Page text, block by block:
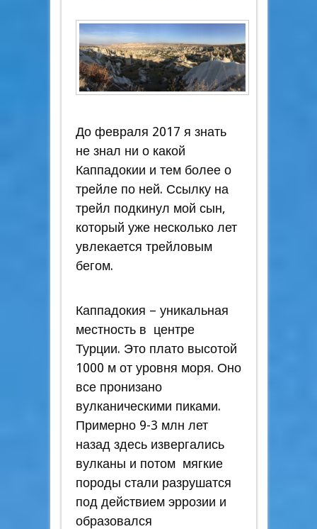
До февраля 2017 я знать
не знал ни о какой
Каппадокии и тем более о
трейле по ней. Ссылку на
трейл подкинул мой сын,
который уже несколько лет
увлекается трейловым
бегом.
Каппадокия – уникальная
местность в центре
Турции. Это плато высотой
1000 м от уровня моря. Оно
все пронизано
вулканическими пиками.
Примерно 9-3 млн лет
назад здесь извергались
вулканы и потом мягкие
породы стали разрушатся
под действием эррозии и
образовался